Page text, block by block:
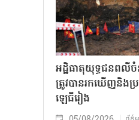
អដ្ឋិធាតុយុទ្ធជនព
ត្រូវបានរកឃើញនិង
ឡេធីរៀង